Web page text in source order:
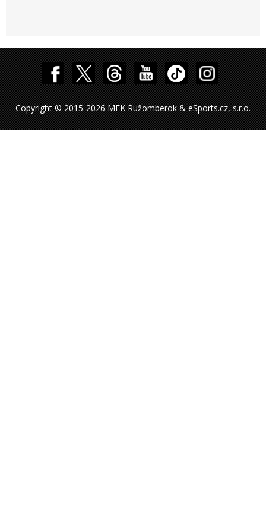
Copyright © 2015-2026 MFK Ružomberok & eSports.cz, s.r.o.